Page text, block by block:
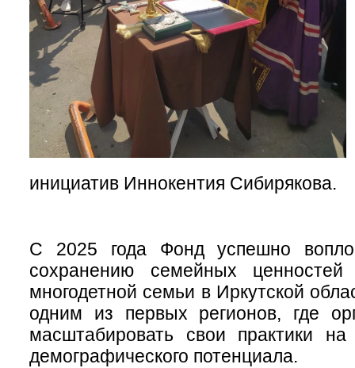
инициатив Иннокентия Сибирякова.
С 2025 года Фонд успешно
сохранению семейных ценностей
многодетной семьи в Иркутской
одним из первых регионов, где
масштабировать свои практики на
демографического потенциала.